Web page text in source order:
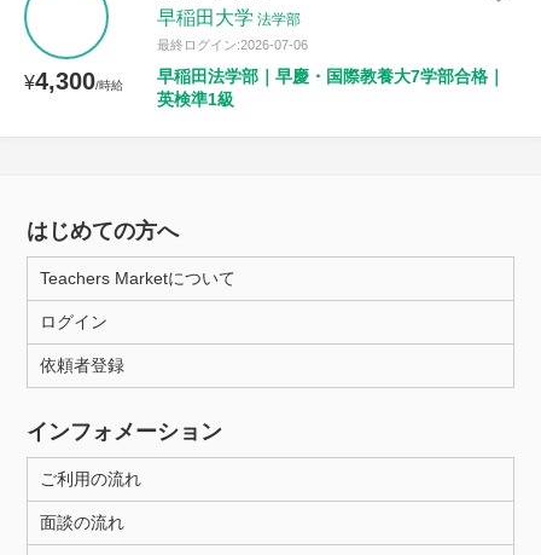
¥4,300/時給
早稲田大学 法学部
最終ログイン:2026-07-06
早稲田法学部｜早慶・国際教養大7学部合格｜
英検準1級
はじめての方へ
Teachers Marketについて
ログイン
依頼者登録
インフォメーション
ご利用の流れ
面談の流れ